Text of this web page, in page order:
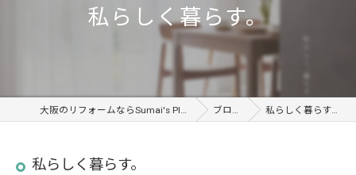
私らしく暮らす。
大阪のリフォームならSumai's Plus ブログ 私らしく暮らす。
私らしく暮らす。